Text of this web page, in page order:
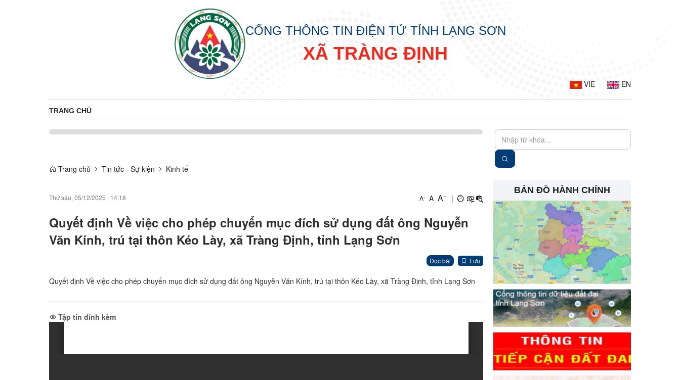
CỔNG THÔNG TIN ĐIỆN TỬ TỈNH LẠNG SƠN
XÃ TRÀNG ĐỊNH
VIE EN
TRANG CHỦ
Trang chủ Tin tức - Sự kiện Kinh tế
Thứ sáu, 05/12/2025 | 14:18 A- A A+ |
Quyết định Về việc cho phép chuyển mục đích sử dụng đất ông Nguyễn
Văn Kính, trú tại thôn Kéo Lày, xã Tràng Định, tỉnh Lạng Sơn
Đọc bài Lưu
Quyết định Về việc cho phép chuyển mục đích sử dụng đất ông Nguyễn Văn Kính, trú tại thôn Kéo Lày, xã Tràng Định, tỉnh Lạng Sơn
Tập tin đính kèm
BẢN ĐỒ HÀNH CHÍNH